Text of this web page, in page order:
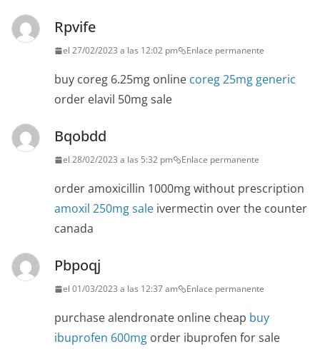
Rpvife
el 27/02/2023 a las 12:02 pm Enlace permanente
buy coreg 6.25mg online coreg 25mg generic
order elavil 50mg sale
Bqobdd
el 28/02/2023 a las 5:32 pm Enlace permanente
order amoxicillin 1000mg without prescription
amoxil 250mg sale ivermectin over the counter
canada
Pbpoqj
el 01/03/2023 a las 12:37 am Enlace permanente
purchase alendronate online cheap buy
ibuprofen 600mg order ibuprofen for sale